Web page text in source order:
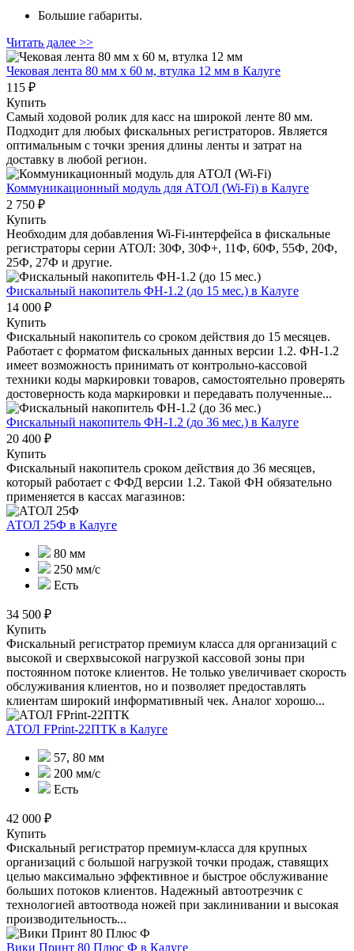
Большие габариты.
Читать далее >>
Чековая лента 80 мм x 60 м, втулка 12 мм в Калуге
115 ₽
Купить
Самый ходовой ролик для касс на широкой ленте 80 мм.
Подходит для любых фискальных регистраторов. Является
оптимальным с точки зрения длины ленты и затрат на
доставку в любой регион.
Коммуникационный модуль для АТОЛ (Wi-Fi) в Калуге
2 750 ₽
Купить
Необходим для добавления Wi-Fi-интерфейса в фискальные
регистраторы серии АТОЛ: 30Ф, 30Ф+, 11Ф, 60Ф, 55Ф, 20Ф,
25Ф, 27Ф и другие.
Фискальный накопитель ФН-1.2 (до 15 мес.) в Калуге
14 000 ₽
Купить
Фискальный накопитель cо сроком действия до 15 месяцев.
Работает с форматом фискальных данных версии 1.2. ФН-1.2
имеет возможность принимать от контрольно-кассовой
техники коды маркировки товаров, самостоятельно проверять
достоверность кода маркировки и передавать полученные...
Фискальный накопитель ФН-1.2 (до 36 мес.) в Калуге
20 400 ₽
Купить
Фискальный накопитель сроком действия до 36 месяцев,
который работает с ФФД версии 1.2. Такой ФН обязательно
применяется в кассах магазинов:
АТОЛ 25Ф в Калуге
80 мм
250 мм/с
Есть
34 500 ₽
Купить
Фискальный регистратор премиум класса для организаций с
высокой и сверхвысокой нагрузкой кассовой зоны при
постоянном потоке клиентов. Не только увеличивает скорость
обслуживания клиентов, но и позволяет предоставлять
клиентам широкий информативный чек. Аналог хорошо...
АТОЛ FPrint-22ПТК в Калуге
57, 80 мм
200 мм/с
Есть
42 000 ₽
Купить
Фискальный регистратор премиум-класса для крупных
организаций с большой нагрузкой точки продаж, ставящих
целью максимально эффективное и быстрое обслуживание
больших потоков клиентов. Надежный автоотрезчик с
технологией автоотвода ножей при заклинивании и высокая
производительность...
Вики Принт 80 Плюс Ф в Калуге